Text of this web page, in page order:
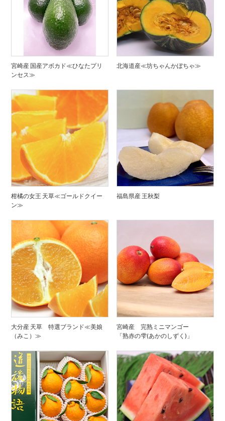
宮崎産 国産アボカド≪ひなたプリ
ンセス≫
北海道産≪坊ちゃんかぼちゃ≫
柑橘の女王 天草≪ゴールドクイー
ン≫
福島県産 王秋梨
大分産 天草 特選ブランド≪美娘
（みこ）≫
宮崎産 完熟ミニマンゴー
「熟赤の雫(あかのしずく)」